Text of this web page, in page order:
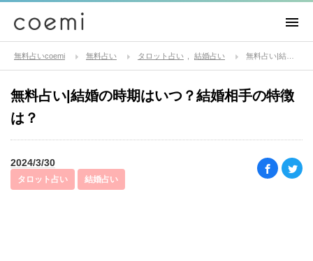
無料占いcoemi 無料占い タロット占い 結婚占い
無料占い|結婚の時期はいつ？結婚相手の特徴
は？
2024/3/30
タロット占い 結婚占い